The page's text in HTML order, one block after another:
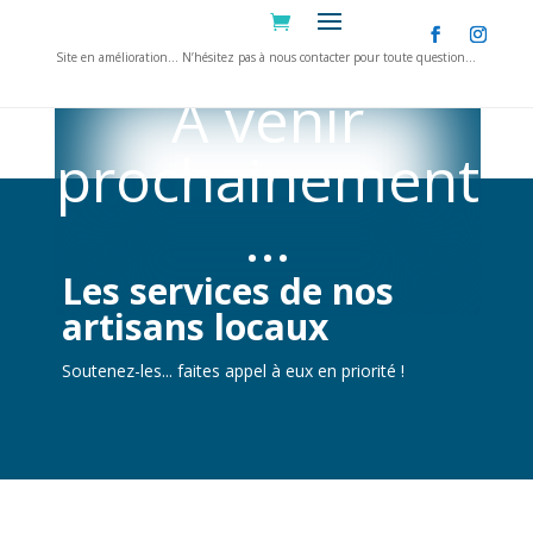
Site en amélioration… N’hésitez pas à nous contacter pour toute question…
Les services de nos
artisans locaux
Soutenez-les... faites appel à eux en priorité !
A venir
prochainement
…